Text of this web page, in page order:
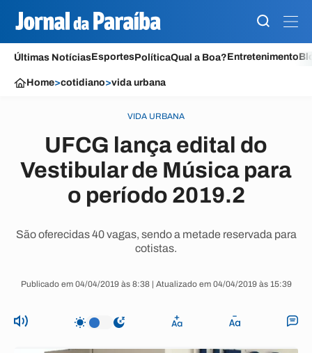
Últimas NotíciasEsportesPolíticaQual a Boa?Entretenimento
Home>cotidiano>vida urbana
VIDA URBANA
UFCG lança edital do
Vestibular de Música para
o período 2019.2
São oferecidas 40 vagas, sendo a metade reservada para
cotistas.
Publicado em 04/04/2019 às 8:38 | Atualizado em 04/04/2019 às 15:39